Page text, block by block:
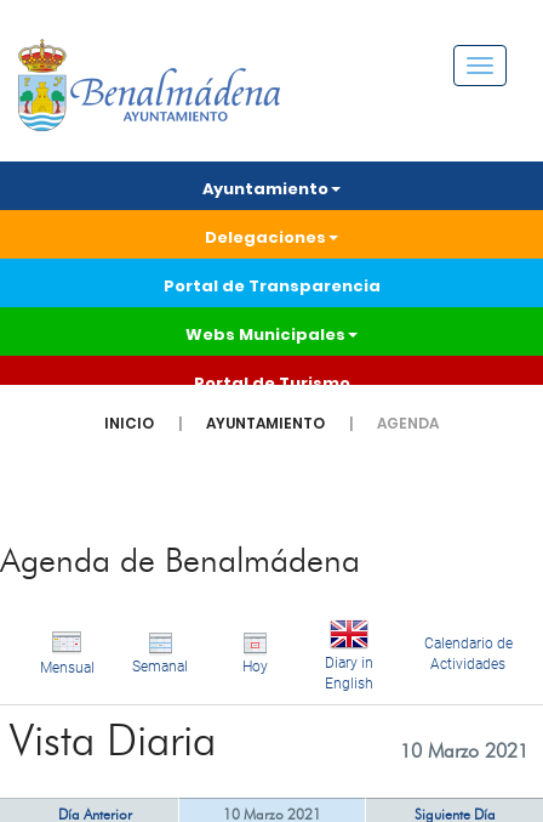
Menú
Ayuntamiento
Delegaciones
Portal de Transparencia
Webs Municipales
Portal de Turismo
INICIO AYUNTAMIENTO AGENDA
Agenda de Benalmádena
Mensual Semanal Hoy
Diary in
English
Calendario de
Actividades
Vista Diaria 10 Marzo 2021
Día Anterior 10 Marzo 2021 Siguiente Día